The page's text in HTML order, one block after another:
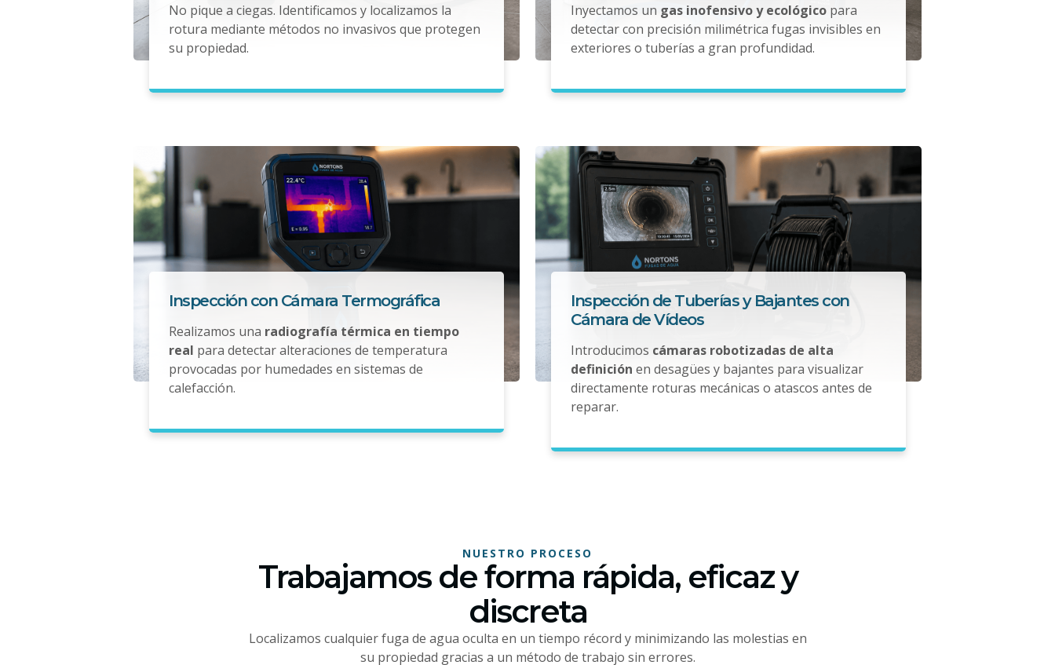
No pique a ciegas. Identificamos y localizamos la
rotura mediante métodos no invasivos que protegen
su propiedad.
Inyectamos un gas inofensivo y ecológico para
detectar con precisión milimétrica fugas invisibles en
exteriores o tuberías a gran profundidad.
Inspección con Cámara Termográfica
Realizamos una radiografía térmica en tiempo
real para detectar alteraciones de temperatura
provocadas por humedades en sistemas de
calefacción.
Inspección de Tuberías y Bajantes con
Cámara de Vídeos
Introducimos cámaras robotizadas de alta
definición en desagües y bajantes para visualizar
directamente roturas mecánicas o atascos antes de
reparar.
NUESTRO PROCESO
Trabajamos de forma rápida, eficaz y
discreta
Localizamos cualquier fuga de agua oculta en un tiempo récord y minimizando las molestias en
su propiedad gracias a un método de trabajo sin errores.